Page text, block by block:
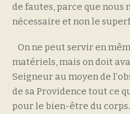
de fautes, parce que nous
nécessaire et non le
On ne peut servir en
matériels, mais on doit
Seigneur au moyen de
de sa Providence tout ce
pour le bien-être du